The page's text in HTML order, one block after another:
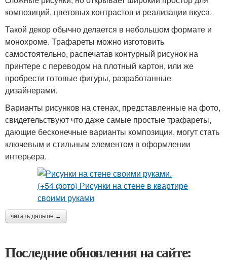
композиций, цветовых контрастов и реализации вкуса.
Такой декор обычно делается в небольшом формате и
монохроме. Трафареты можно изготовить
самостоятельно, распечатав контурный рисунок на
принтере с переводом на плотный картон, или же
пробрести готовые фигуры, разработанные
дизайнерами.
Варианты рисунков на стенах, представленные на фото,
свидетельствуют что даже самые простые трафареты,
дающие бесконечные варианты композиции, могут стать
ключевым и стильным элементом в оформлении
интерьера.
читать дальше →
Последние обновления на сайте: